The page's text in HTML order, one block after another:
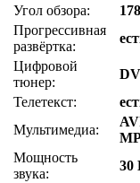
Угол обзора:
Прогрессивная
развёртка:
Цифровой
тюнер:
Телетекст:
Мультимедиа:
Мощность
звука:
30